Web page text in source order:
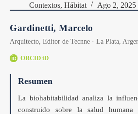
Contextos, Hábitat Ago 2, 2025
Gardinetti, Marcelo
Arquitecto, Editor de Tecnne · La Plata,
ORCID iD
Resumen
La biohabitabilidad analiza la
construido sobre la salud